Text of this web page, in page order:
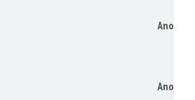
Ano
Ano